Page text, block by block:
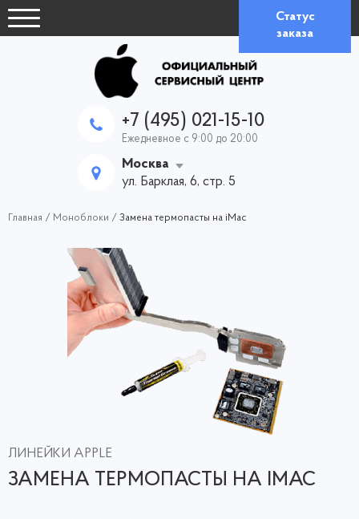
Статус
заказа
+7 (495) 021-15-10
Ежедневное с 9:00 до 20:00
Москва
ул. Барклая, 6, стр. 5
Главная / Моноблоки / Замена термопасты на iMac
ЛИНЕЙКИ APPLE
ЗАМЕНА ТЕРМОПАСТЫ НА IMAC